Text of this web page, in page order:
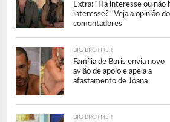
Extra: “Há interesse ou não
interesse?” Veja a opinião
comentadores
BIG BROTHER
Família de Boris envia novo
avião de apoio e apela a
afastamento de Joana
BIG BROTHER